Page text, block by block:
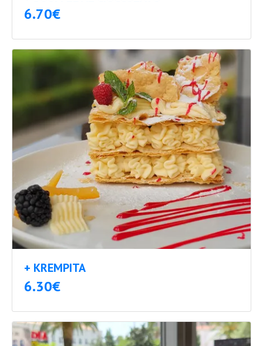
6.70€
+ KREMPITA
6.30€